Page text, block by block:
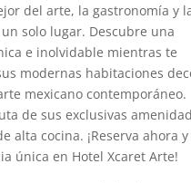
del arte, la gastronomía y
solo lugar. Descubre una
e inolvidable mientras te
modernas habitaciones
mexicano contemporáneo.
de sus exclusivas
alta cocina. ¡Reserva ahora y
única en Hotel Xcaret Arte!